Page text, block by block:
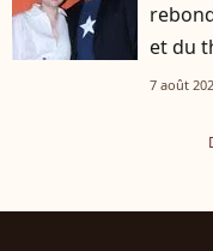
et du
7 août